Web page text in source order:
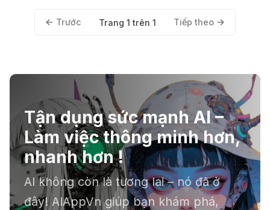
Trước Trang 1 trên 1 Tiếp theo
Tận dụng sức mạnh AI –
Làm việc thông minh hơn,
nhanh hơn !
AI không còn là tương lai – nó đã ở
đây! AIAppVn giúp bạn khám phá,